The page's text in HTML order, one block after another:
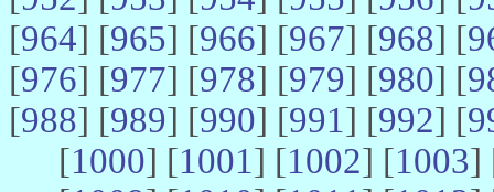
[964] [965] [966] [967] [968] [
[976] [977] [978] [979] [980] [
[988] [989] [990] [991] [992] [
[1000] [1001] [1002] [1003]